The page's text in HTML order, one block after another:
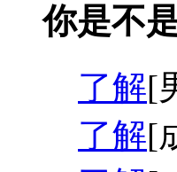
你是不
了解[
了解[